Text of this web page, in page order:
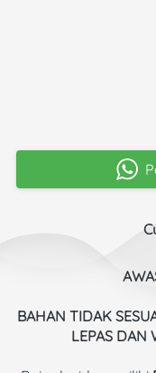
`
BAHAN TIDAK
LEPAS DAN